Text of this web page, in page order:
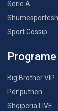
Serie A
Shumësportësh
Sport Gossip
Programe
Big Brother VIP
Për’puthen
Shqipëria LIVE